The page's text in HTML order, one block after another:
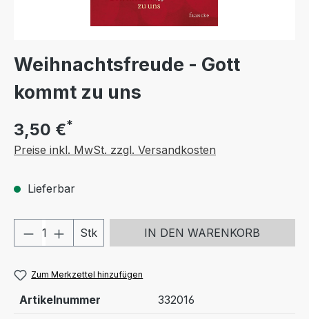
Weihnachtsfreude - Gott
kommt zu uns
3,50 €*
Preise inkl. MwSt. zzgl. Versandkosten
Lieferbar
Produkt Anzahl: Gib den
Stk IN DEN WARENKORB
Zum Merkzettel hinzufügen
Artikelnummer 332016